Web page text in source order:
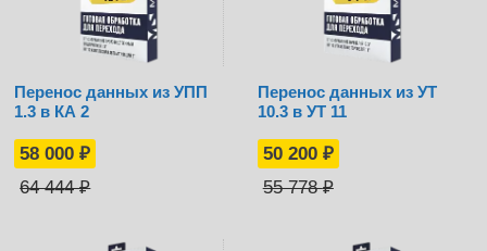
Перенос данных из УПП
1.3 в КА 2
58 000₽
64 444₽
Перенос данных из УТ
10.3 в УТ 11
50 200 ₽
55 778₽